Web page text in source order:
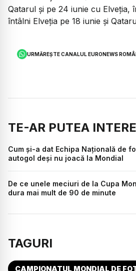
Qatarul și pe 24 iunie cu Elveția,
întâlni Elveția pe 18 iunie și
URMĂREȘTE CANALUL EURONEWS
TE-AR PUTEA
Cum și-a dat Echipa Națională de
autogol deși nu joacă la Mondial
De ce unele meciuri de la Cupa
dura mai mult de 90 de minute
TAGURI
CAMPIONATUL MONDIAL DE